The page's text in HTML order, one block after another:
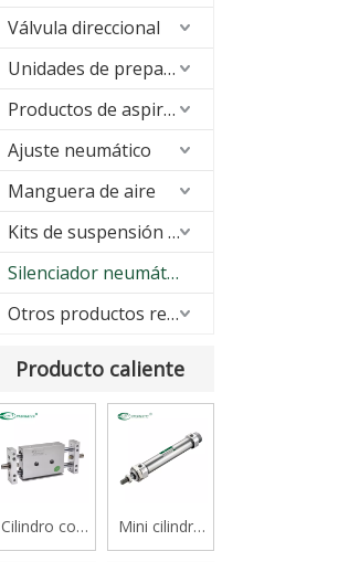
Válvula direccional
Unidades de preparación de aire (FRL)
Productos de aspiración
Ajuste neumático
Manguera de aire
Kits de suspensión neumática
Silenciador neumático
Otros productos relacionados
Producto caliente
Cilindro con
cojinete
Mini cilindro
serie CJ2B